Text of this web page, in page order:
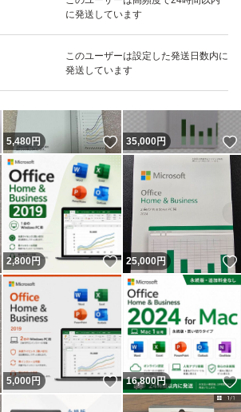
に発送しています
このユーザーは設定した発送日数内に
発送しています
いいね！
9,800
いいね！
5,480円 いいね！
35,000円
いいね！
2,800円 いいね！
25,000円
いいね！
5,000円 いいね！
16,800円